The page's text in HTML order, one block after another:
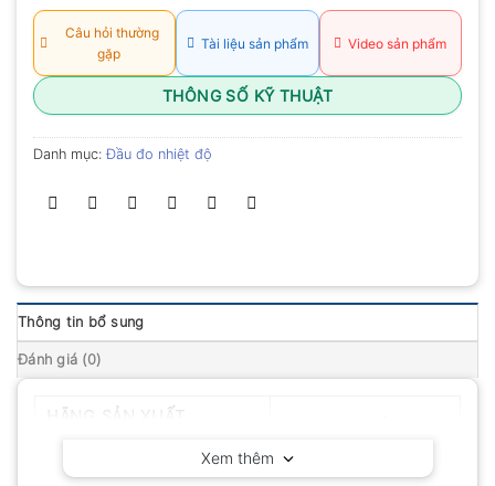
Câu hỏi thường
gặp
Tài liệu sản phẩm Video sản phẩm
THÔNG SỐ KỸ THUẬT
Danh mục:Đầu đo nhiệt độ
Thông tin bổ sung
Đánh giá (0)
Xem thêm